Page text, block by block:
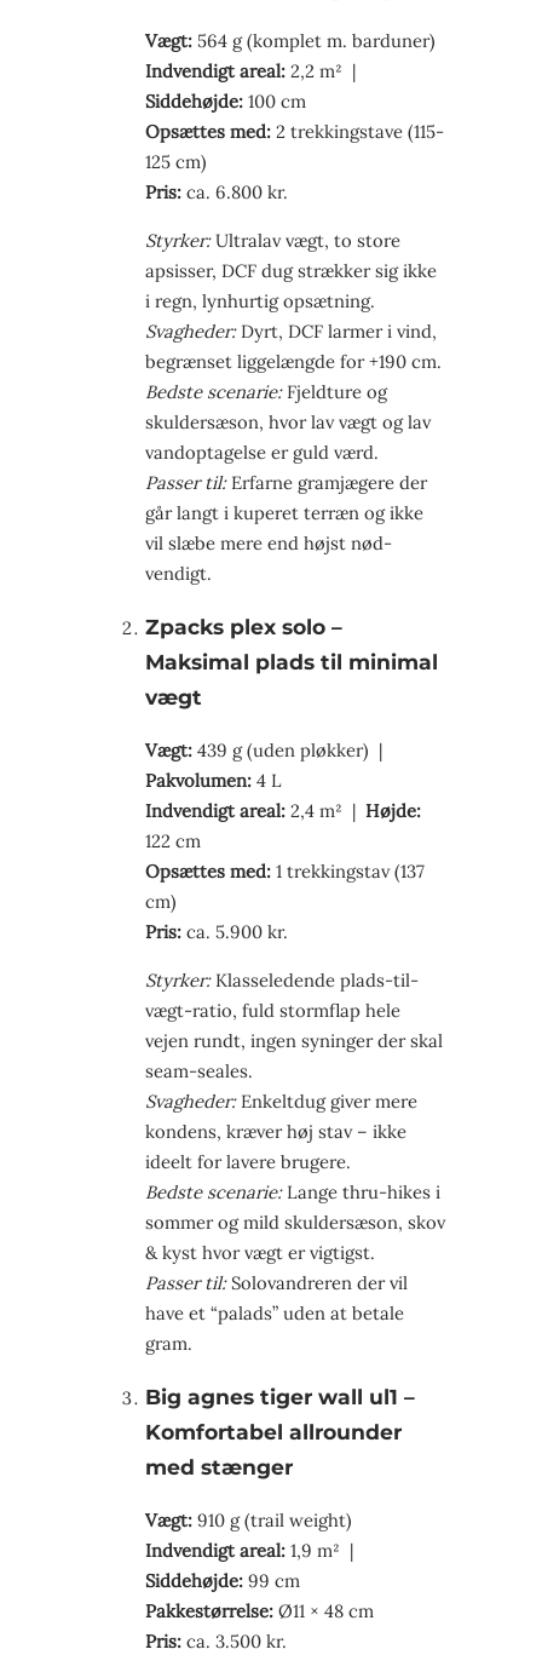
Vægt: 564 g (komplet m. barduner)
Indvendigt areal: 2,2 m² |
Siddehøjde: 100 cm
Opsættes med: 2 trekkingstave (115-
125 cm)
Pris: ca. 6.800 kr.
Styrker:Ultra­lav vægt, to store
apsisser, DCF dug strækker sig ikke
i regn, lynhurtig opsætning.
Svagheder:Dyrt, DCF larmer i vind,
begrænset liggelængde for +190 cm.
Bedste scenarie:Fjeldture og
skuldersæson, hvor lav vægt og lav
vandoptagelse er guld værd.
Passer til:Erfarne gramjægere der
går langt i kuperet terræn og ikke
vil slæbe mere end højst nød­
vendigt.
Zpacks plex solo –
Maksimal plads til minimal
vægt
Vægt: 439 g (uden pløkker) |
Pakvolumen: 4 L
Indvendigt areal: 2,4 m² | Højde:
122 cm
Opsættes med: 1 trekkingstav (137
cm)
Pris: ca. 5.900 kr.
Styrker:Klasse­ledende plads-til-
vægt-ratio, fuld stormflap hele
vejen rundt, ingen syninger der skal
seam-seales.
Svagheder:Enkeltdug giver mere
kondens, kræver høj stav – ikke
ideelt for lavere brugere.
Bedste scenarie:Lange thru-hikes i
sommer og mild skulder­sæson, skov
& kyst hvor vægt er vigtigst.
Passer til:Solovandreren der vil
have et “palads” uden at betale
gram.
Big agnes tiger wall ul1 –
Komfortabel allrounder
med stænger
Vægt: 910 g (trail weight)
Indvendigt areal: 1,9 m² |
Siddehøjde: 99 cm
Pakkestørrelse: Ø11 × 48 cm
Pris: ca. 3.500 kr.